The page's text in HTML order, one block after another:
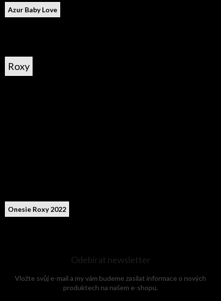
Azur Baby Love
Roxy
Onesie Roxy 2022
Odebírat newsletter
Vložte svůj e-mail a my vám budeme zasílat informace o nových
produktech na našem e-shopu.